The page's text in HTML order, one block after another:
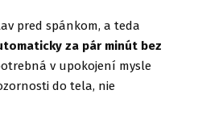
pred spánkom, a teda
za pár minút bez
v upokojení mysle
do tela, nie